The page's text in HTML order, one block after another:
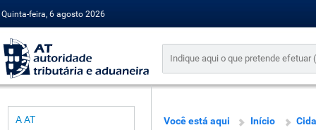
Quinta-feira, 6 agosto 2026
A AT Você está aqui Início